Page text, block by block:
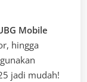
Mobile
hingga
jadi mudah!